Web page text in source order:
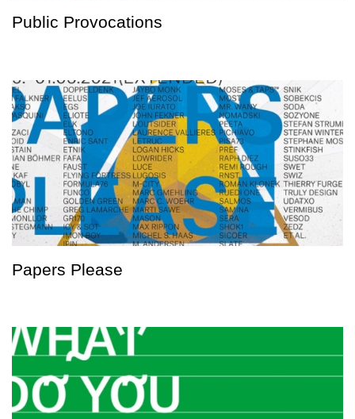
Public Provocations
Papers Please